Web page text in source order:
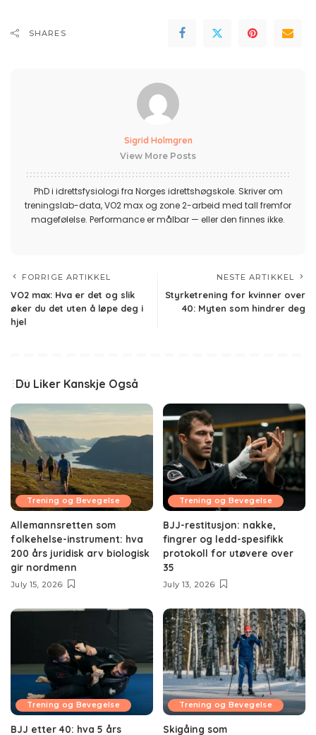
SHARES
Sigrid Holmgren
View More Posts
PhD i idrettsfysiologi fra Norges idrettshøgskole. Skriver om
treningslab-data, VO2 max og zone 2-arbeid med tall fremfor
magefølelse. Performance er målbar — eller den finnes ikke.
FORRIGE ARTIKKEL
VO2 max: Hva er det og slik
øker du det uten å løpe deg i
hjel
NESTE ARTIKKEL
Styrketrening for kvinner over
40: Myten som hindrer deg
Du Liker Kanskje Også
Trening og Bevegelse
Allemannsretten som
folkehelse-instrument: hva
200 års juridisk arv biologisk
gir nordmenn
July 15, 2026
Trening og Bevegelse
BJJ-restitusjon: nakke,
fingrer og ledd-spesifikk
protokoll for utøvere over
35
July 13, 2026
Trening og Bevegelse
BJJ etter 40: hva 5 års
Trening og Bevegelse
Skigåing som